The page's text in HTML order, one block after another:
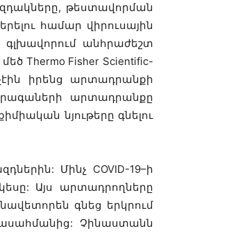
թեստավորման
համար վիրուսային
գլխավորում անհրաժեշտ
Thermo Fisher Scientific-
իրենց արտադրանքի
արտադրանքը
նյութերը գնելու
Մինչ COVID-19–ի
Այս արտադրողները
գնեց երկրում
Չինաստանն